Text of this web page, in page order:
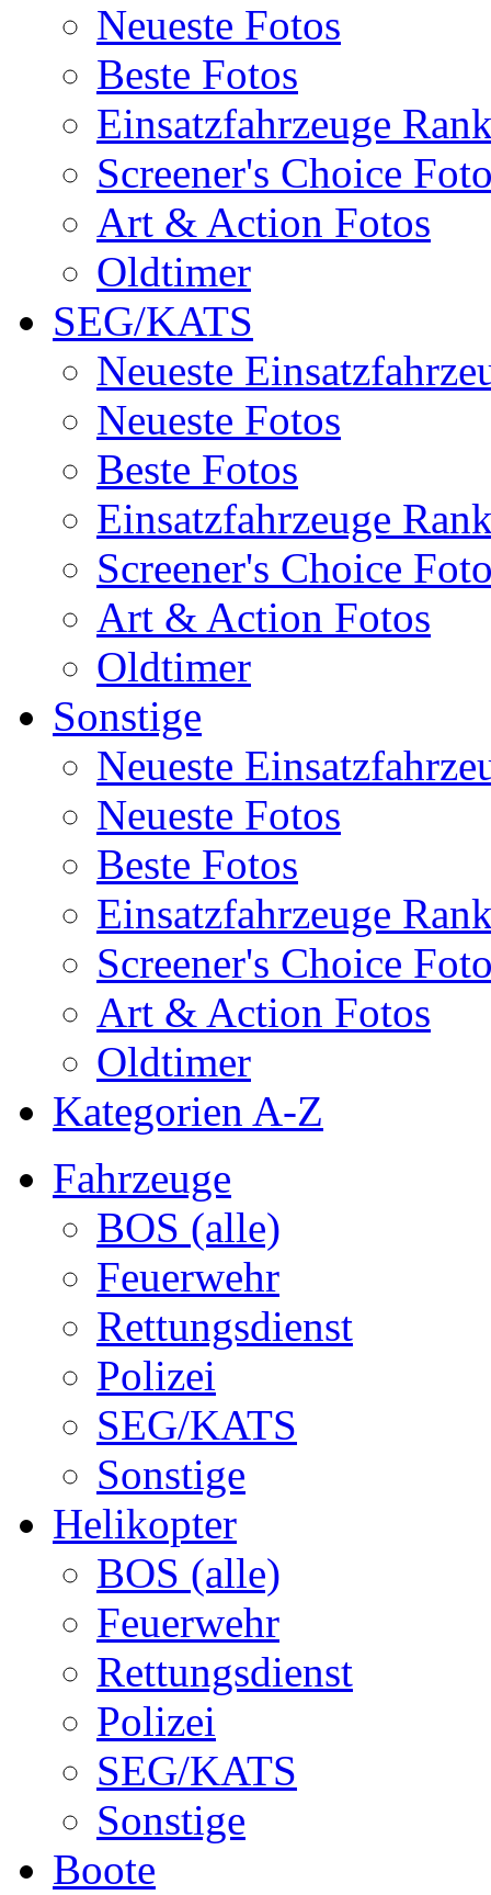
Neueste Fotos
Beste Fotos
Einsatzfahrzeuge
Screener's Choice
Art & Action Fotos
Oldtimer
SEG/KATS
Neueste
Neueste Fotos
Beste Fotos
Einsatzfahrzeuge
Screener's Choice
Art & Action Fotos
Oldtimer
Sonstige
Neueste
Neueste Fotos
Beste Fotos
Einsatzfahrzeuge
Screener's Choice
Art & Action Fotos
Oldtimer
Kategorien A-Z
Fahrzeuge
BOS (alle)
Feuerwehr
Rettungsdienst
Polizei
SEG/KATS
Sonstige
Helikopter
BOS (alle)
Feuerwehr
Rettungsdienst
Polizei
SEG/KATS
Sonstige
Boote